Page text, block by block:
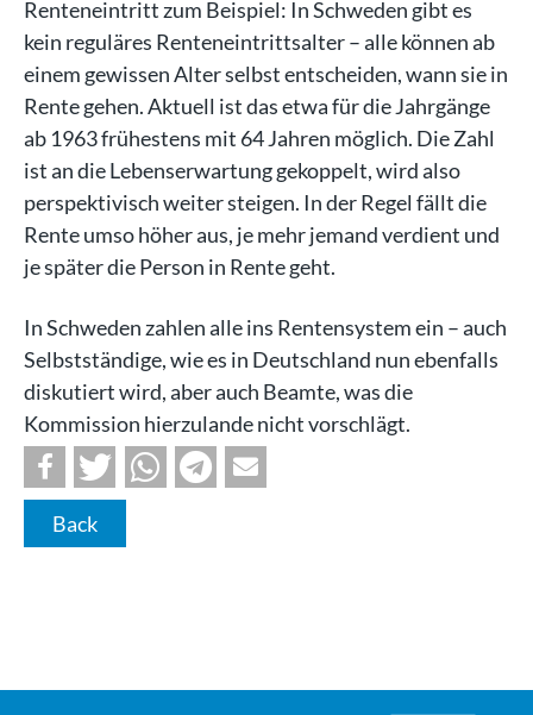
Renteneintritt zum Beispiel: In Schweden gibt es
kein reguläres Renteneintrittsalter – alle können ab
einem gewissen Alter selbst entscheiden, wann sie in
Rente gehen. Aktuell ist das etwa für die Jahrgänge
ab 1963 frühestens mit 64 Jahren möglich. Die Zahl
ist an die Lebenserwartung gekoppelt, wird also
perspektivisch weiter steigen. In der Regel fällt die
Rente umso höher aus, je mehr jemand verdient und
je später die Person in Rente geht.
In Schweden zahlen alle ins Rentensystem ein – auch
Selbstständige, wie es in Deutschland nun ebenfalls
diskutiert wird, aber auch Beamte, was die
Kommission hierzulande nicht vorschlägt.
Back